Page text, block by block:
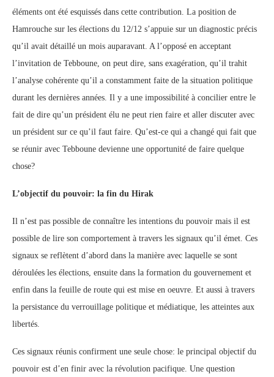
éléments ont été esquissés dans cette contribution. La position de
Hamrouche sur les élections du 12/12 s’appuie sur un diagnostic précis
qu’il avait détaillé un mois auparavant. A l’opposé en acceptant
l’invitation de Tebboune, on peut dire, sans exagération, qu’il trahit
l’analyse cohérente qu’il a constamment faite de la situation politique
durant les dernières années. Il y a une impossibilité à concilier entre le
fait de dire qu’un président élu ne peut rien faire et aller discuter avec
un président sur ce qu’il faut faire. Qu’est-ce qui a changé qui fait que
se réunir avec Tebboune devienne une opportunité de faire quelque
chose?
L’objectif du pouvoir: la fin du Hirak
Il n’est pas possible de connaître les intentions du pouvoir mais il est
possible de lire son comportement à travers les signaux qu’il émet. Ces
signaux se reflètent d’abord dans la manière avec laquelle se sont
déroulées les élections, ensuite dans la formation du gouvernement et
enfin dans la feuille de route qui est mise en oeuvre. Et aussi à travers
la persistance du verrouillage politique et médiatique, les atteintes aux
libertés.
Ces signaux réunis confirment une seule chose: le principal objectif du
pouvoir est d’en finir avec la révolution pacifique. Une question